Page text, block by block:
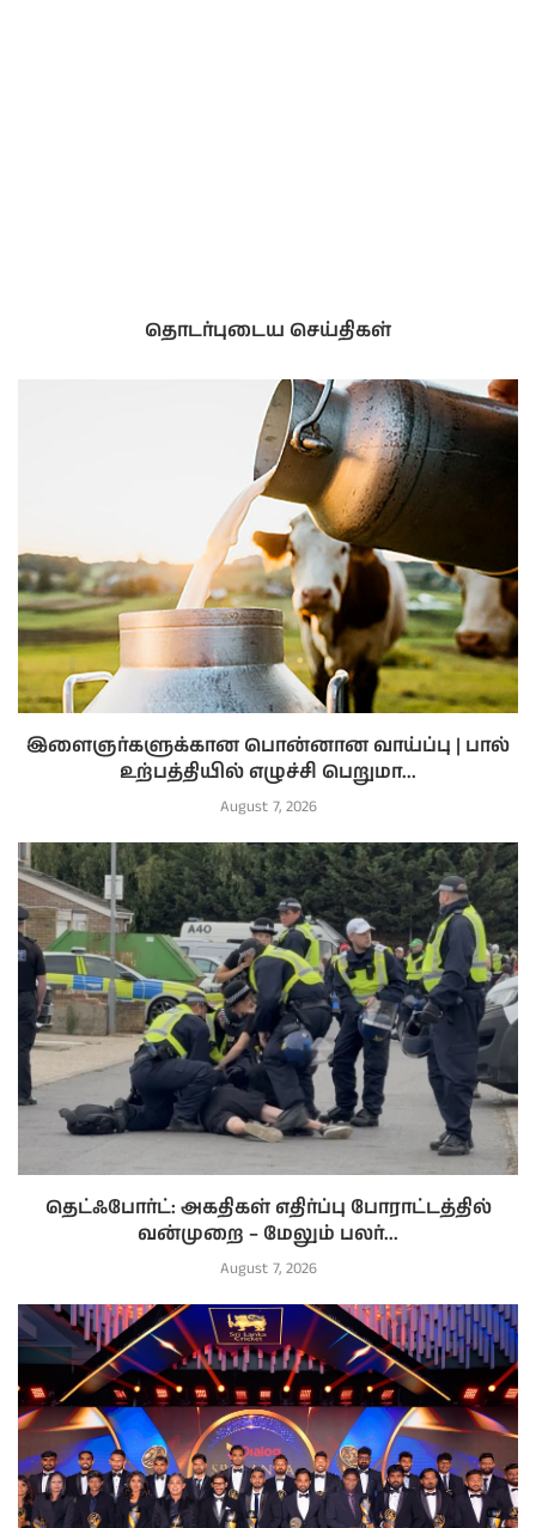
தொடர்புடைய செய்திகள்
இளைஞர்களுக்கான பொன்னான வாய்ப்பு | பால்
உற்பத்தியில் எழுச்சி பெறுமா...
August 7, 2026
தெட்ஃபோர்ட்: அகதிகள் எதிர்ப்பு போராட்டத்தில்
வன்முறை – மேலும் பலர்...
August 7, 2026